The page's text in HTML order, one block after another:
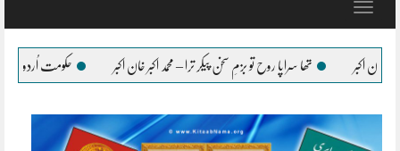
Toggle
روح تو بزمِ سخن پیکر ترا – محمد اکبر خان اکبر حکومت اُردو زبان کے فروغ کے لیے ہر ممکن